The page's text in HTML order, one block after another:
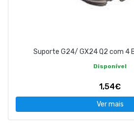
Suporte G24/ GX24 Q2 com 4
Disponível
1,54€
Ver mais